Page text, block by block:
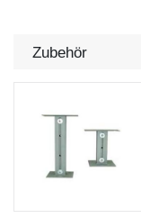
Zubehör